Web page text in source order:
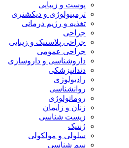
پوست و زیبایی
ترمینولوژی و دیکشنری
تغذیه و رژیم درمانی
جراحی
جراحی پلاستیک و زیبایی
جراحی عمومی
داروشناسی و داروسازی
دندانپزشکی
رادیولوژی
روانشناسی
روماتولوژی
زنان و زایمان
زیست شناسی
ژنتیک
سلولی و مولکولی
سم شناسی